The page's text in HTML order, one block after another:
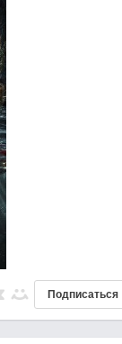
Подписаться